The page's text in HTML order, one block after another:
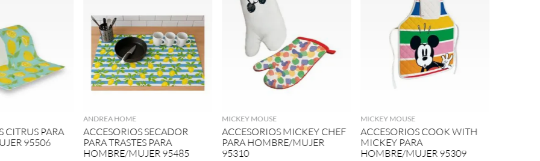
CITRUS PARA
95506
AGREGAR
ANDREA HOME
ACCESORIOS SECADOR
PARA TRASTES PARA
HOMBRE/MUJER 95485
MICKEY MOUSE
ACCESORIOS MICKEY CHEF
PARA HOMBRE/MUJER
95310
MICKEY MOUSE
ACCESORIOS COOK WITH
MICKEY PARA
HOMBRE/MUJER 95309